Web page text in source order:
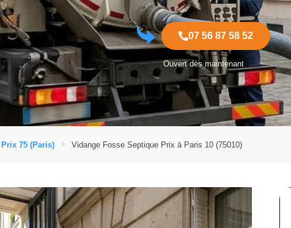
07 56 87 58 52
Ouvert dès maintenant
75 (Paris) Vidange Fosse Septique Prix à Paris 10 (75010)